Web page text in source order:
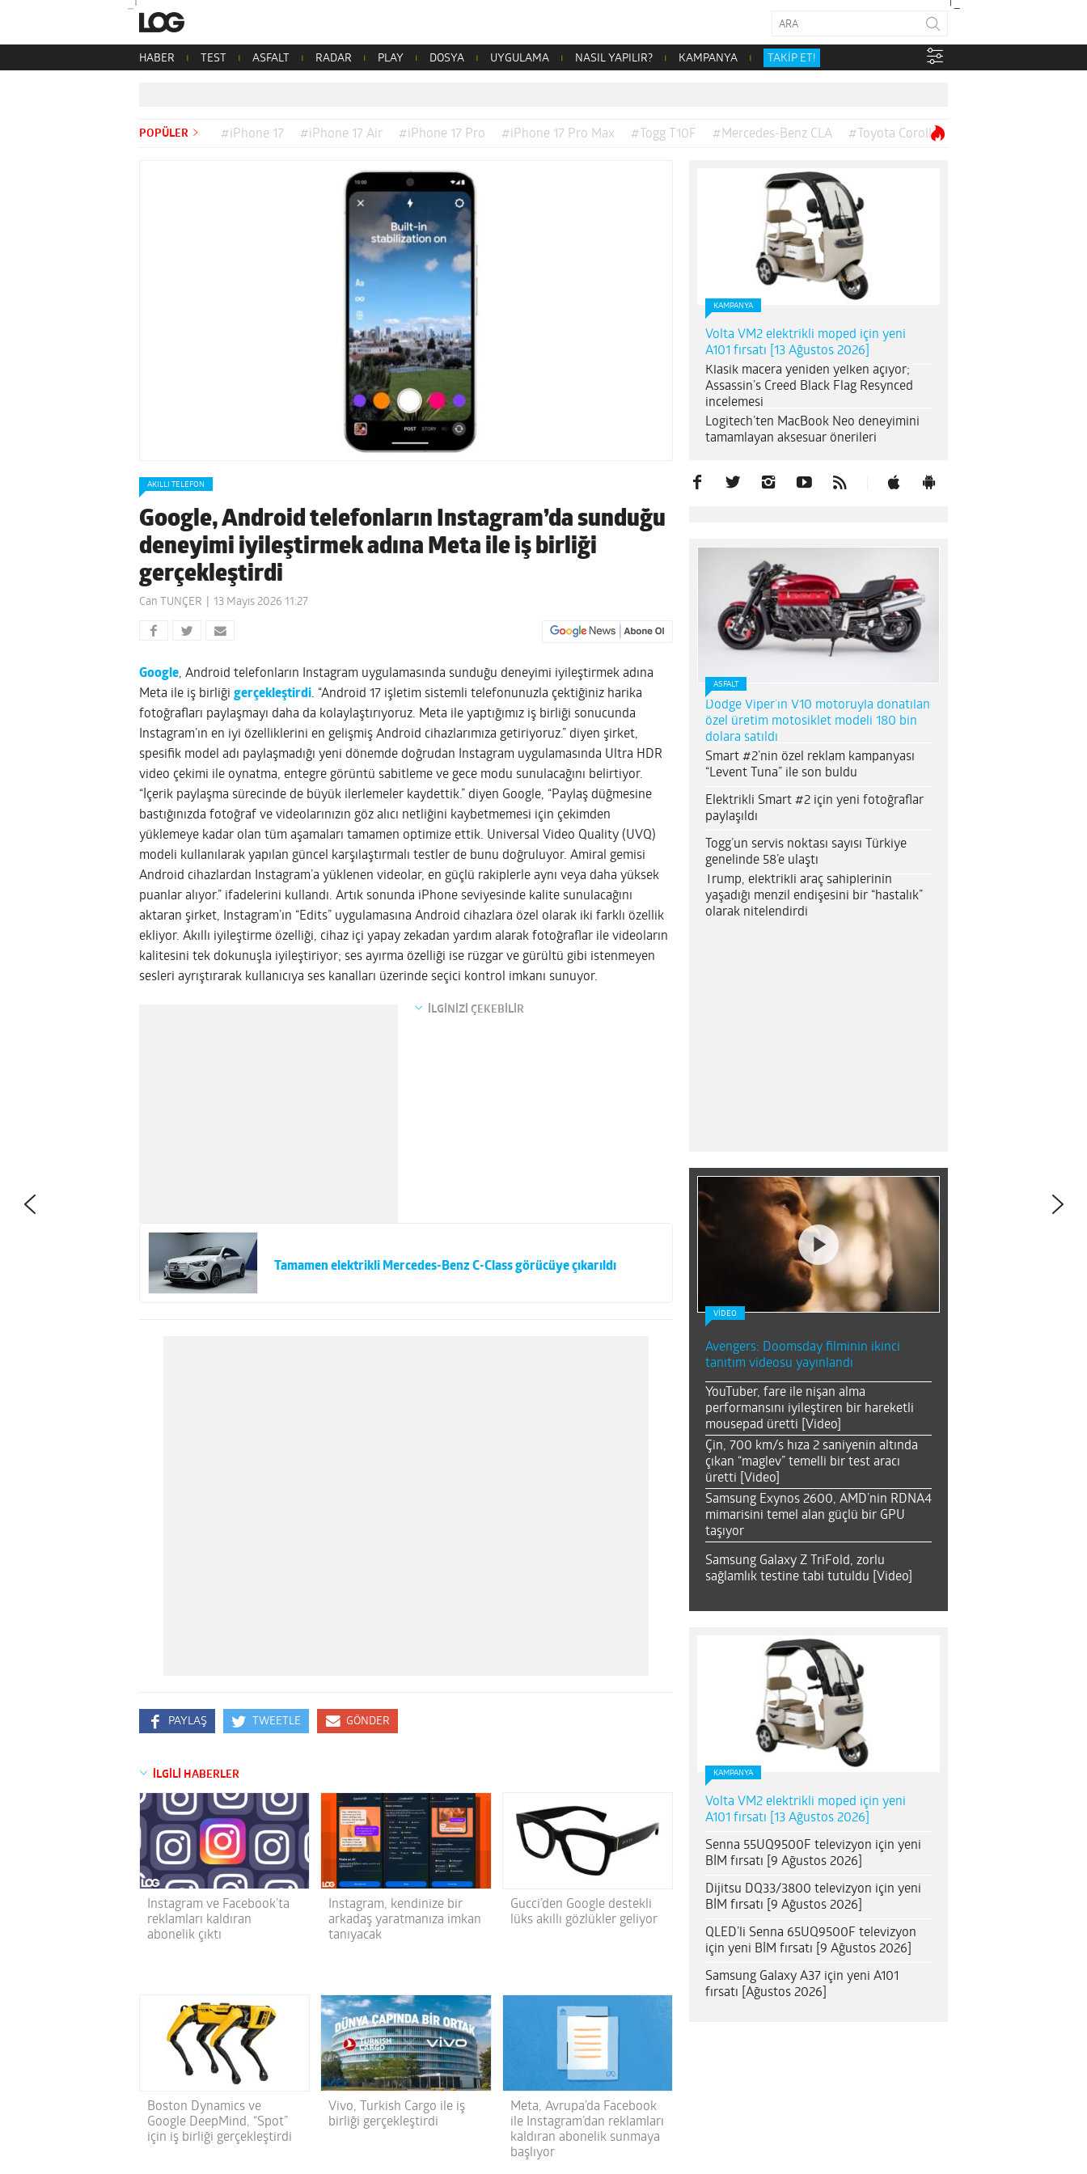
HABER TEST ASFALT RADAR PLAY DOSYA UYGULAMA NASIL YAPILIR? KAMPANYA TAKİP ET!
POPÜLER #iPhone 17 #iPhone 17 Air #iPhone 17 Pro #iPhone 17 Pro Max #Togg T10F #Mercedes-Benz CLA #Toyota Corolla
AKILLI TELEFON
Google, Android telefonların Instagram’da sunduğu
deneyimi iyileştirmek adına Meta ile iş birliği
gerçekleştirdi
Can TUNÇER 13 Mayıs 2026 11:27
Google, Android telefonların Instagram uygulamasında sunduğu deneyimi iyileştirmek adına
Meta ile iş birliği gerçekleştirdi. “Android 17 işletim sistemli telefonunuzla çektiğiniz harika
fotoğrafları paylaşmayı daha da kolaylaştırıyoruz. Meta ile yaptığımız iş birliği sonucunda
Instagram’ın en iyi özelliklerini en gelişmiş Android cihazlarımıza getiriyoruz.” diyen şirket,
spesifik model adı paylaşmadığı yeni dönemde doğrudan Instagram uygulamasında Ultra HDR
video çekimi ile oynatma, entegre görüntü sabitleme ve gece modu sunulacağını belirtiyor.
“İçerik paylaşma sürecinde de büyük ilerlemeler kaydettik.” diyen Google, “Paylaş düğmesine
bastığınızda fotoğraf ve videolarınızın göz alıcı netliğini kaybetmemesi için çekimden
yüklemeye kadar olan tüm aşamaları tamamen optimize ettik. Universal Video Quality (UVQ)
modeli kullanılarak yapılan güncel karşılaştırmalı testler de bunu doğruluyor. Amiral gemisi
Android cihazlardan Instagram’a yüklenen videolar, en güçlü rakiplerle aynı veya daha yüksek
puanlar alıyor.” ifadelerini kullandı. Artık sonunda iPhone seviyesinde kalite sunulacağını
aktaran şirket, Instagram’ın “Edits” uygulamasına Android cihazlara özel olarak iki farklı özellik
ekliyor. Akıllı iyileştirme özelliği, cihaz içi yapay zekadan yardım alarak fotoğraflar ile videoların
kalitesini tek dokunuşla iyileştiriyor; ses ayırma özelliği ise rüzgar ve gürültü gibi istenmeyen
sesleri ayrıştırarak kullanıcıya ses kanalları üzerinde seçici kontrol imkanı sunuyor.
İLGİNİZİ ÇEKEBİLİR
Tamamen elektrikli Mercedes-Benz C-Class görücüye çıkarıldı
PAYLAŞ TWEETLE GÖNDER
İLGİLİ HABERLER
Instagram ve Facebook’ta
reklamları kaldıran
abonelik çıktı
Instagram, kendinize bir
arkadaş yaratmanıza imkan
tanıyacak
Gucci’den Google destekli
lüks akıllı gözlükler geliyor
Boston Dynamics ve
Google DeepMind, “Spot”
için iş birliği gerçekleştirdi
Vivo, Turkish Cargo ile iş
birliği gerçekleştirdi
Meta, Avrupa’da Facebook
ile Instagram’dan reklamları
kaldıran abonelik sunmaya
başlıyor
KAMPANYA
Volta VM2 elektrikli moped için yeni
A101 fırsatı [13 Ağustos 2026]
Klasik macera yeniden yelken açıyor;
Assassin’s Creed Black Flag Resynced
incelemesi
Logitech’ten MacBook Neo deneyimini
tamamlayan aksesuar önerileri
ASFALT
Dodge Viper’ın V10 motoruyla donatılan
özel üretim motosiklet modeli 180 bin
dolara satıldı
Smart #2’nin özel reklam kampanyası
“Levent Tuna” ile son buldu
Elektrikli Smart #2 için yeni fotoğraflar
paylaşıldı
Togg’un servis noktası sayısı Türkiye
genelinde 58’e ulaştı
Trump, elektrikli araç sahiplerinin
yaşadığı menzil endişesini bir “hastalık”
olarak nitelendirdi
VİDEO
Avengers: Doomsday filminin ikinci
tanıtım videosu yayınlandı
YouTuber, fare ile nişan alma
performansını iyileştiren bir hareketli
mousepad üretti [Video]
Çin, 700 km/s hıza 2 saniyenin altında
çıkan “maglev” temelli bir test aracı
üretti [Video]
Samsung Exynos 2600, AMD’nin RDNA4
mimarisini temel alan güçlü bir GPU
taşıyor
Samsung Galaxy Z TriFold, zorlu
sağlamlık testine tabi tutuldu [Video]
KAMPANYA
Volta VM2 elektrikli moped için yeni
A101 fırsatı [13 Ağustos 2026]
Senna 55UQ9500F televizyon için yeni
BİM fırsatı [9 Ağustos 2026]
Dijitsu DQ33/3800 televizyon için yeni
BİM fırsatı [9 Ağustos 2026]
QLED’li Senna 65UQ9500F televizyon
için yeni BİM fırsatı [9 Ağustos 2026]
Samsung Galaxy A37 için yeni A101
fırsatı [Ağustos 2026]